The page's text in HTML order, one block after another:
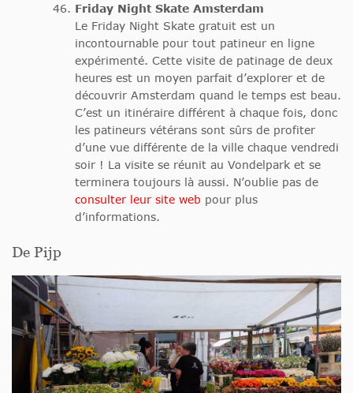
Friday Night Skate Amsterdam
Le Friday Night Skate gratuit est un
incontournable pour tout patineur en ligne
expérimenté. Cette visite de patinage de deux
heures est un moyen parfait d’explorer et de
découvrir Amsterdam quand le temps est beau.
C’est un itinéraire différent à chaque fois, donc
les patineurs vétérans sont sûrs de profiter
d’une vue différente de la ville chaque vendredi
soir ! La visite se réunit au Vondelpark et se
terminera toujours là aussi. N’oublie pas de
consulter leur site web pour plus
d’informations.
De Pijp